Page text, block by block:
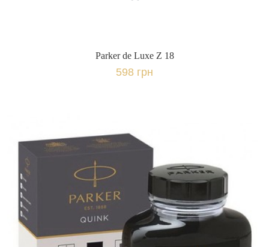
Parker de Luxe Z 18
598 грн